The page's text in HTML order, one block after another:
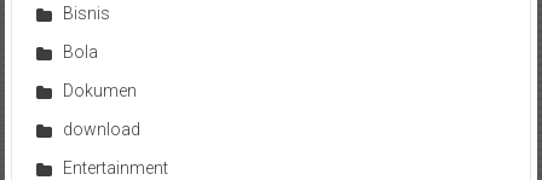
Bisnis
Bola
Dokumen
download
Entertainment